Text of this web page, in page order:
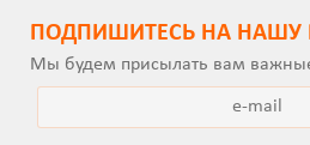
ПОДПИШИТEСЬ НА НАШУ
Мы будем присылать вам